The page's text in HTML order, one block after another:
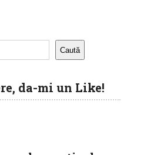
Caută
da-mi un Like!